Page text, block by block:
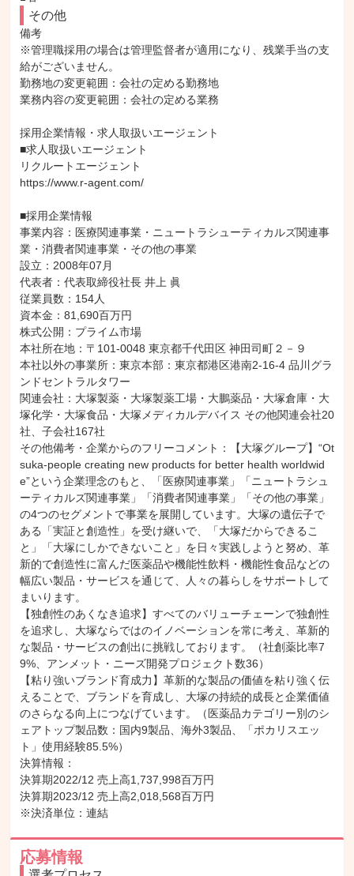
その他
備考
※管理職採用の場合は管理監督者が適用になり、残業手当の支
給がございません。
勤務地の変更範囲：会社の定める勤務地
業務内容の変更範囲：会社の定める業務
採用企業情報・求人取扱いエージェント
■求人取扱いエージェント
リクルートエージェント
https://www.r-agent.com/
■採用企業情報
事業内容：医療関連事業・ニュートラシューティカルズ関連事
業・消費者関連事業・その他の事業
設立：2008年07月
代表者：代表取締役社長 井上 眞
従業員数：154人
資本金：81,690百万円
株式公開：プライム市場
本社所在地：〒101-0048 東京都千代田区 神田司町２－９
本社以外の事業所：東京本部：東京都港区港南2-16-4 品川グラ
ンドセントラルタワー
関連会社：大塚製薬・大塚製薬工場・大鵬薬品・大塚倉庫・大
塚化学・大塚食品・大塚メディカルデバイス その他関連会社20
社、子会社167社
その他備考・企業からのフリーコメント：【大塚グループ】“Ot
suka-people creating new products for better health worldwid
e”という企業理念のもと、「医療関連事業」「ニュートラシュ
ーティカルズ関連事業」「消費者関連事業」「その他の事業」
の4つのセグメントで事業を展開しています。大塚の遺伝子で
ある「実証と創造性」を受け継いで、「大塚だからできるこ
と」「大塚にしかできないこと」を日々実践しようと努め、革
新的で創造性に富んだ医薬品や機能性飲料・機能性食品などの
幅広い製品・サービスを通じて、人々の暮らしをサポートして
まいります。
【独創性のあくなき追求】すべてのバリューチェーンで独創性
を追求し、大塚ならではのイノベーションを常に考え、革新的
な製品・サービスの創出に挑戦しております。（社創薬比率7
9%、アンメット・ニーズ開発プロジェクト数36）
【粘り強いブランド育成力】革新的な製品の価値を粘り強く伝
えることで、ブランドを育成し、大塚の持続的成長と企業価値
のさらなる向上につなげています。（医薬品カテゴリー別のシ
ェアトップ製品数：国内9製品、海外3製品、「ポカリスエッ
ト」使用経験85.5%）
決算情報：
決算期2022/12 売上高1,737,998百万円
決算期2023/12 売上高2,018,568百万円
※決済単位：連結
応募情報